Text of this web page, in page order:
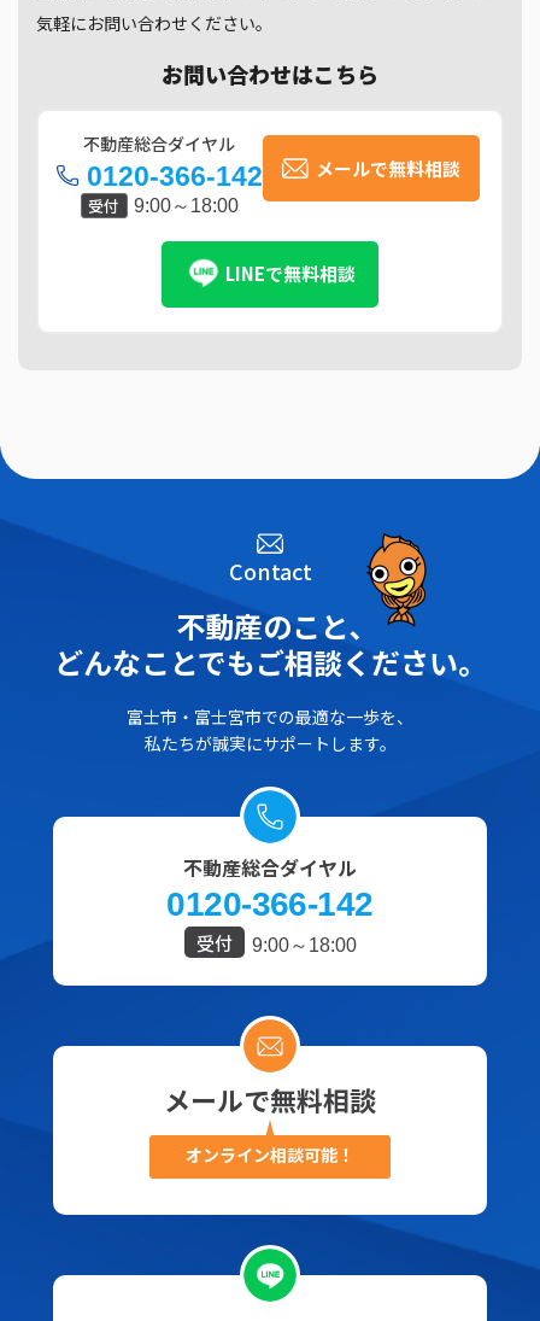
気軽にお問い合わせください。
お問い合わせはこちら
不動産総合ダイヤル
0120-366-142
受付 9:00～18:00
メールで無料相談
LINEで無料相談
Contact
不動産のこと､
どんなことでもご相談ください。
富士市・富士宮市での最適な一歩を、
私たちが誠実にサポートします。
不動産総合ダイヤル
0120-366-142
受付 9:00～18:00
メールで無料相談
オンライン相談可能！